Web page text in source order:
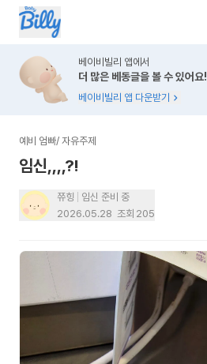
베이비빌리 앱에서
더 많은 베동글을 볼 수 있어요!
베이비빌리 앱 다운받기
예비 엄빠/ 자유주제
임신,,,,?!
쮸힝
임신 준비 중
2026.05.28 조회 205